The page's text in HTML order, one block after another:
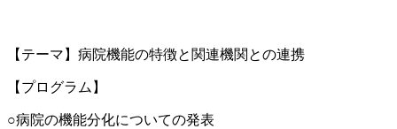
【テーマ】病院機能の特徴と関連機関との連携
【プログラム】
○病院の機能分化についての発表